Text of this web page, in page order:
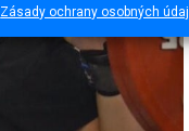
Zásady ochrany osobných